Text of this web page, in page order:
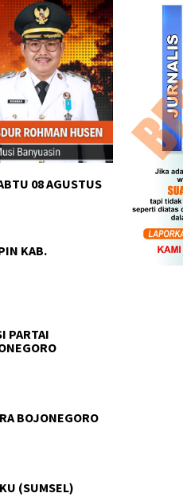
08 AGUSTUS
KAB.
PARTAI
BOJONEGORO
(SUMSEL)